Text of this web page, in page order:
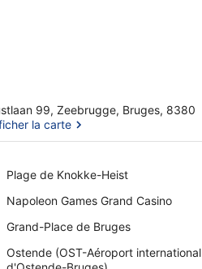
99, Zeebrugge, Bruges, 8380
la carte
Plage de Knokke-Heist
Place,
de
Heist
Napoleon Games Grand Casino
Place,
Games
Casino
Grand-Place de Bruges
Place,
Place
Ostende (OST-Aéroport international
Airport,
Ostende